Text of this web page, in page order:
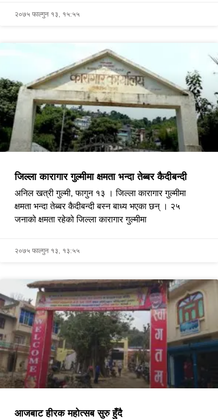
२०७५ फाल्गुन १३, १५:५५
जिल्ला कारागार गुल्मीमा क्षमता भन्दा तेब्बर कैदीबन्दी
अनिल खत्री गुल्मी, फागुन १३ । जिल्ला कारागार गुल्मीमा
क्षमता भन्दा तेब्बर कैदीबन्दी बस्न बाध्य भएका छन् । २५
जनाको क्षमता रहेको जिल्ला कारागार गुल्मीमा
२०७५ फाल्गुन १३, १३:५५
आजबाट हीरक महोत्सब सुरु हुँदै